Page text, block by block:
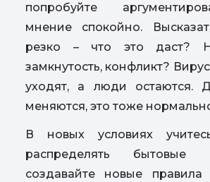
попробуйте
мнение спокойно.
резко – что это даст?
замкнутость, конфликт?
уходят, а люди остаются.
меняются, это тоже
В новых условиях
распределять бытовые
создавайте новые